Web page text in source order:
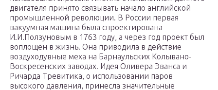
двигателя принято связывать начало английской
промышленной революции. В России первая
вакуумная машина была спроектирована
И.И.Ползуновым в 1763 году, а через год проект был
воплощен в жизнь. Она приводила в действие
воздуходувные меха на Барнаульских Колывано-
Воскресенских заводах. Идея Оливера Эванса и
Ричарда Тревитика, о использовании паров
высокого давления, принесла значительные